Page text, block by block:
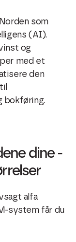
som
(AI).
og
med et
den
bokføring.
dine -
alfa
system får du